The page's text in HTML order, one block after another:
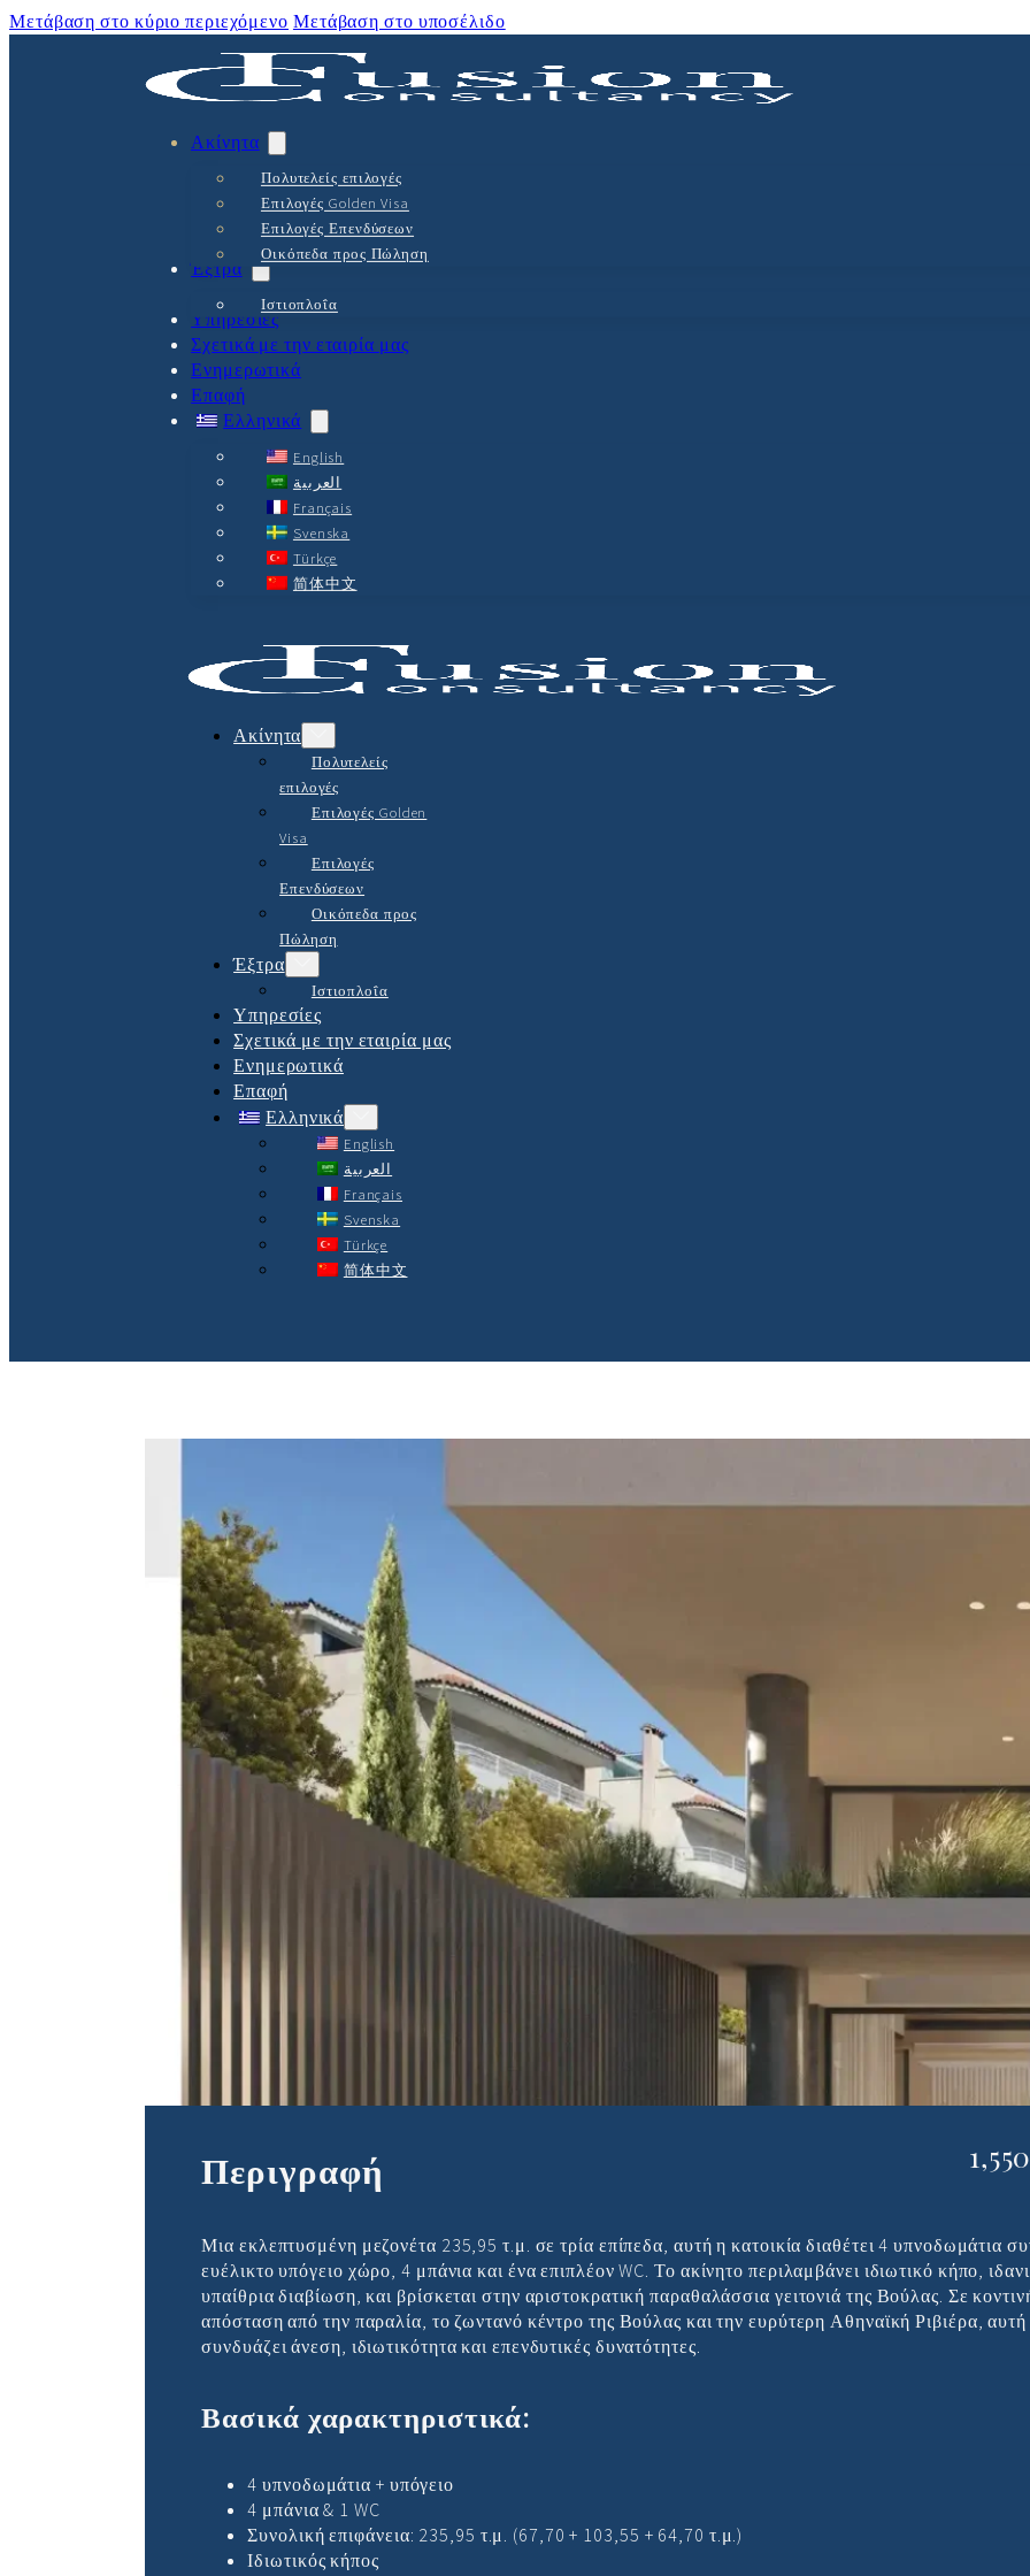
Μετάβαση στο κύριο περιεχόμενο Μετάβαση στο υποσέλιδο
Ακίνητα
Πολυτελείς επιλογές
Επιλογές Golden Visa
Επιλογές Επενδύσεων
Οικόπεδα προς Πώληση
Έξτρα
Ιστιοπλοΐα
Υπηρεσίες
Σχετικά με την εταιρία μας
Ενημερωτικά
Επαφή
Ελληνικά
English
العربية
Français
Svenska
Türkçe
简体中文
Ακίνητα
Πολυτελείς
επιλογές
Επιλογές Golden
Visa
Επιλογές
Επενδύσεων
Οικόπεδα προς
Πώληση
Έξτρα
Ιστιοπλοΐα
Υπηρεσίες
Σχετικά με την εταιρία μας
Ενημερωτικά
Επαφή
Ελληνικά
English
العربية
Français
Svenska
Türkçe
简体中文
Πολυτελής μεζονέτα, Κατοικίες
Ευρύχωρη πολυτελής μεζονέτα 4
υπνοδωματίων με κήπο στη Βούλα
Περιγραφή
Μια εκλεπτυσμένη μεζονέτα 235,95 τ.μ. σε τρία επίπεδα, αυτή η κατοικία διαθέτει 4 υπνοδωμάτια
ευέλικτο υπόγειο χώρο, 4 μπάνια και ένα επιπλέον WC. Το ακίνητο περιλαμβάνει ιδιωτικό κήπο,
υπαίθρια διαβίωση, και βρίσκεται στην αριστοκρατική παραθαλάσσια γειτονιά της Βούλας. Σε
απόσταση από την παραλία, το ζωντανό κέντρο της Βούλας και την ευρύτερη Αθηναϊκή Ριβιέρα, αυτή
συνδυάζει άνεση, ιδιωτικότητα και επενδυτικές δυνατότητες.
Βασικά χαρακτηριστικά:
4 υπνοδωμάτια + υπόγειο
4 μπάνια & 1 WC
Συνολική επιφάνεια: 235,95 τ.μ. (67,70 + 103,55 + 64,70 τ.μ.)
Ιδιωτικός κήπος